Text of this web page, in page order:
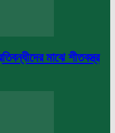
মাঝে শীতবস্ত্র